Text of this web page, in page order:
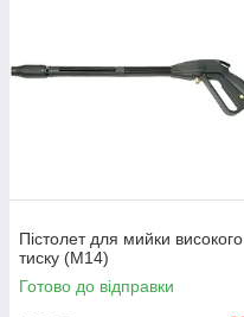
Пістолет для мийки високого
тиску (М14)
Готово до відправки